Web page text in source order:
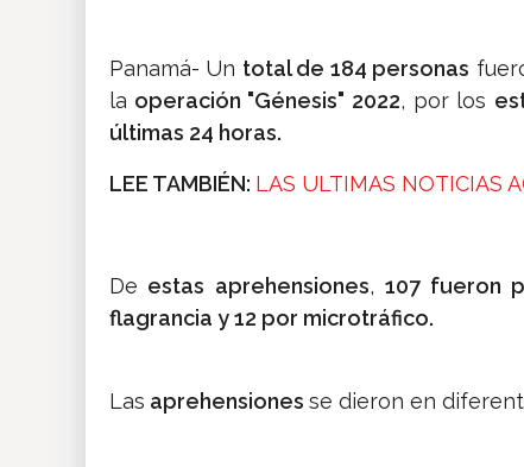
Panamá- Un total de 184 personas
la operación "Génesis" 2022, por los
últimas 24 horas.
LEE TAMBIÉN: LAS ULTIMAS NOTICIAS
De estas aprehensiones, 107 fueron
flagrancia y 12 por microtráfico.
Las aprehensiones se dieron en